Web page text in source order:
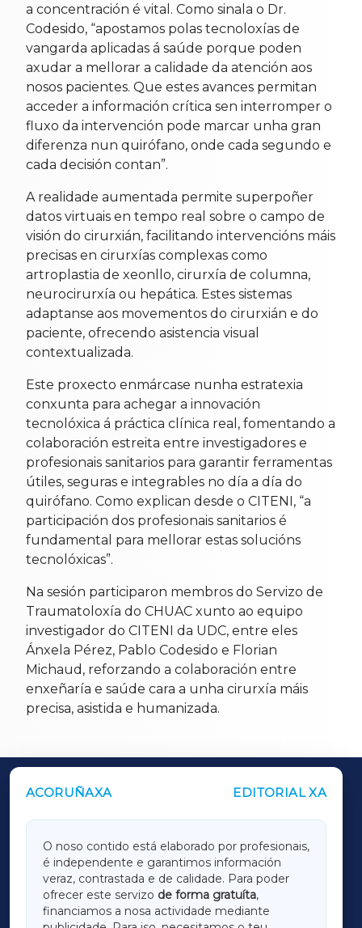
a concentración é vital. Como sinala o Dr.
Codesido, “apostamos polas tecnoloxías de
vangarda aplicadas á saúde porque poden
axudar a mellorar a calidade da atención aos
nosos pacientes. Que estes avances permitan
acceder a información crítica sen interromper o
fluxo da intervención pode marcar unha gran
diferenza nun quirófano, onde cada segundo e
cada decisión contan”.
A realidade aumentada permite superpoñer
datos virtuais en tempo real sobre o campo de
visión do cirurxián, facilitando intervencións máis
precisas en cirurxías complexas como
artroplastia de xeonllo, cirurxía de columna,
neurocirurxía ou hepática. Estes sistemas
adaptanse aos movementos do cirurxián e do
paciente, ofrecendo asistencia visual
contextualizada.
Este proxecto enmárcase nunha estratexia
conxunta para achegar a innovación
tecnolóxica á práctica clínica real, fomentando a
colaboración estreita entre investigadores e
profesionais sanitarios para garantir ferramentas
útiles, seguras e integrables no día a día do
quirófano. Como explican desde o CITENI, “a
participación dos profesionais sanitarios é
fundamental para mellorar estas solucións
tecnolóxicas”.
Na sesión participaron membros do Servizo de
Traumatoloxía do CHUAC xunto ao equipo
investigador do CITENI da UDC, entre eles
Ánxela Pérez, Pablo Codesido e Florian
Michaud, reforzando a colaboración entre
enxeñaría e saúde cara a unha cirurxía máis
precisa, asistida e humanizada.
ACORUÑAXA EDITORIAL XA
O noso contido está elaborado por profesionais,
é independente e garantimos información
veraz, contrastada e de calidade. Para poder
ofrecer este servizo de forma gratuíta,
financiamos a nosa actividade mediante
OUTROS PERIÓDICOS
LUGOXA
TERRACHAXA